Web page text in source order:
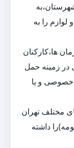
را به
ها،کارکنان
زمینه حمل
خصوصی و یا
مختلف تهران
داشته